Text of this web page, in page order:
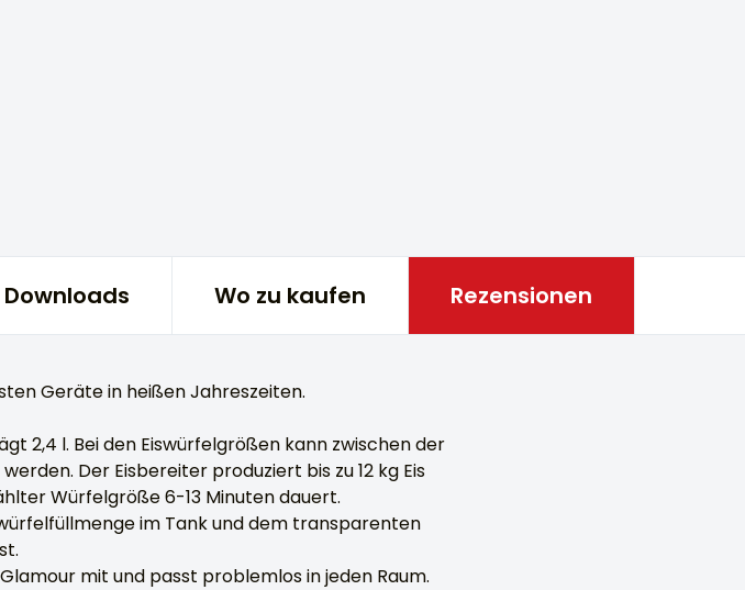
Downloads Wo zu kaufen Rezensionen
Geräte in heißen Jahreszeiten.
2,4 l. Bei den Eiswürfelgrößen kann zwischen der
Der Eisbereiter produziert bis zu 12 kg Eis
Würfelgröße 6-13 Minuten dauert.
im Tank und dem transparenten
mit und passt problemlos in jeden Raum.